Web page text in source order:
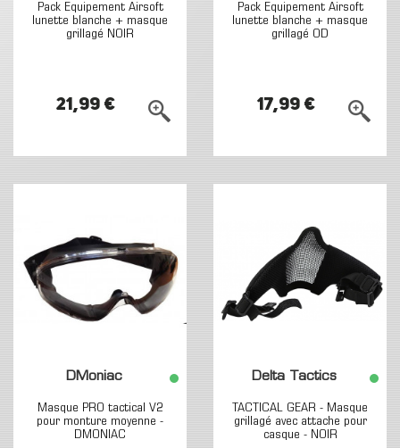
Pack Equipement Airsoft
lunette blanche + masque
grillagé NOIR
21,99 €
Pack Equipement Airsoft
lunette blanche + masque
grillagé OD
17,99 €
DMoniac
Masque PRO tactical V2
pour monture moyenne -
DMONIAC
Delta Tactics
TACTICAL GEAR - Masque
grillagé avec attache pour
casque - NOIR